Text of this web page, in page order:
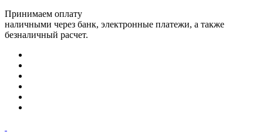
Принимаем оплату
наличными через банк, электронные платежи, а также
безналичный расчет.